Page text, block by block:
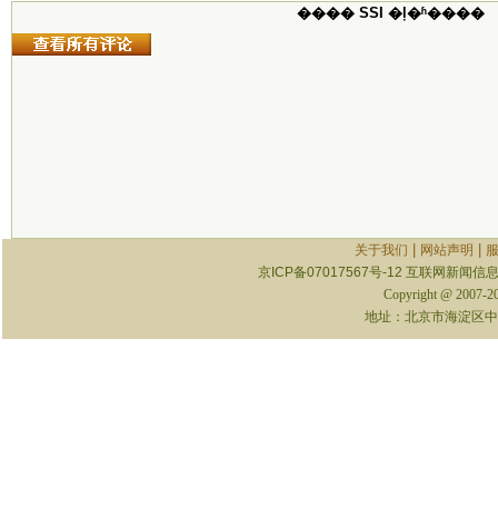
���� SSI �ļ�ʱ����
关于我们 网站声明
京ICP备07017567号-12 互联网新闻信
Copyright @ 2007-
地址：北京市海淀区